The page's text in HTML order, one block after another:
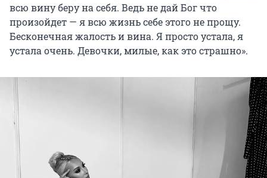
всю вину беру на себя. Ведь не дай Бог что
произойдет — я всю жизнь себе этого не прощу.
Бесконечная жалость и вина. Я просто устала, я
устала очень. Девочки, милые, как это страшно».